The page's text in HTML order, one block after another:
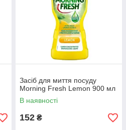
Засіб для миття посуду
Morning Fresh Lemon 900 мл
В наявності
152 ₴